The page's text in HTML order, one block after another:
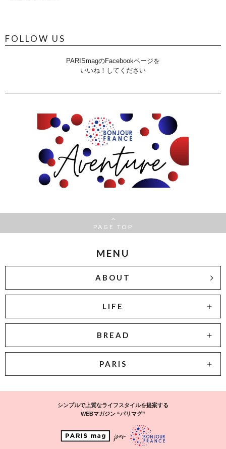
FOLLOW US
PARISmagのFacebookページを
いいね！してください
PAGE TOP
MENU
ABOUT
LIFE
BREAD
PARIS
シンプルで上質なライフスタイルを提案する
WEBマガジン “パリマグ”